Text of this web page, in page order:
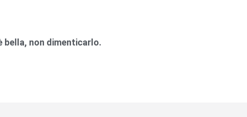
bella, non dimenticarlo.